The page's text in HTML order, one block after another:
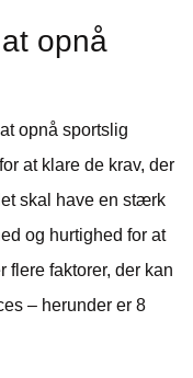
opnå
opnå sportslig
at klare de krav, der
skal have en stærk
og hurtighed for at
flere faktorer, der kan
– herunder er 8